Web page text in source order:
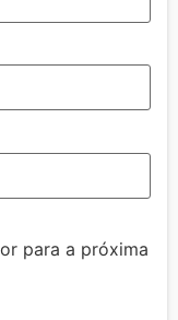
para a próxima